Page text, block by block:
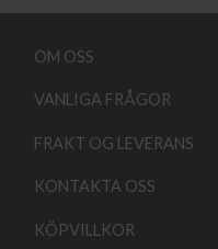
OM OSS
VANLIGA FRÅGOR
FRAKT OG LEVERANS
KONTAKTA OSS
KÖPVILLKOR